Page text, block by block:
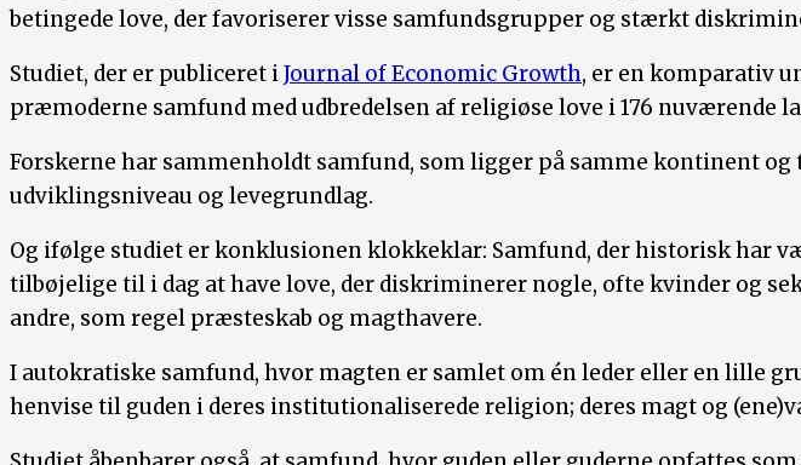
betingede love, der favoriserer visse samfundsgrupper og stærkt
Studiet, der er publiceret iJournal of Economic Growth, er en komparativ
præmoderne samfund med udbredelsen af religiøse love i 176 nuværende
Forskerne har sammenholdt samfund, som ligger på samme kontinent
udviklingsniveau og levegrundlag.
Og ifølge studiet er konklusionen klokkeklar: Samfund, der historisk har
tilbøjelige til i dag at have love, der diskriminerer nogle, ofte kvinder og
andre, som regel præsteskab og magthavere.
I autokratiske samfund, hvor magten er samlet om én leder eller en lille
henvise til guden i deres institutionaliserede religion; deres magt og